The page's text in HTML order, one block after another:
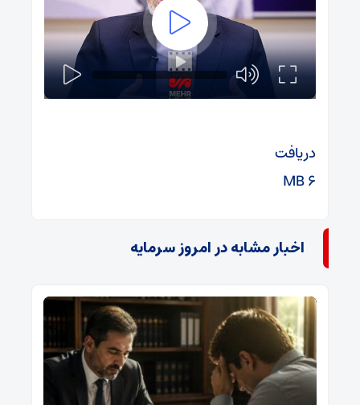
دریافت
۶ MB
اخبار مشابه در امروز سرمایه